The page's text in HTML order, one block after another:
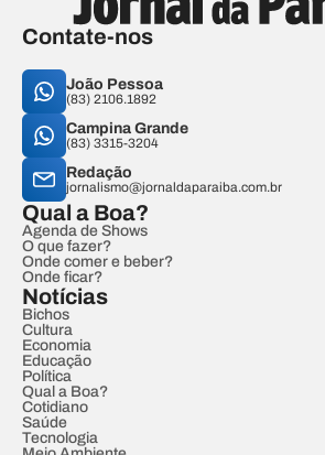
Contate-nos
João Pessoa
(83) 2106.1892
Campina Grande
(83) 3315-3204
Redação
jornalismo@jornaldaparaiba.com.br
Qual a Boa?
Agenda de Shows
O que fazer?
Onde comer e beber?
Onde ficar?
Notícias
Bichos
Cultura
Economia
Educação
Política
Qual a Boa?
Cotidiano
Saúde
Tecnologia